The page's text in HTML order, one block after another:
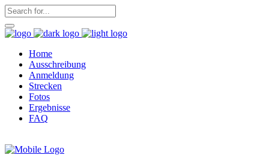
Home
Ausschreibung
Anmeldung
Strecken
Fotos
Ergebnisse
FAQ